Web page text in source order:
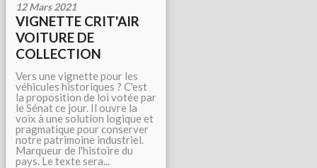
12 Mars 2021
VIGNETTE CRIT'AIR
VOITURE DE
COLLECTION
Vers une vignette pour les
véhicules historiques ? C'est
la proposition de loi votée par
le Sénat ce jour. Il ouvre la
voix à une solution logique et
pragmatique pour conserver
notre patrimoine industriel.
Marqueur de l'histoire du
pays. Le texte sera...